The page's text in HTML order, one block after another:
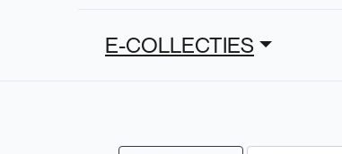
E-COLLECTIES